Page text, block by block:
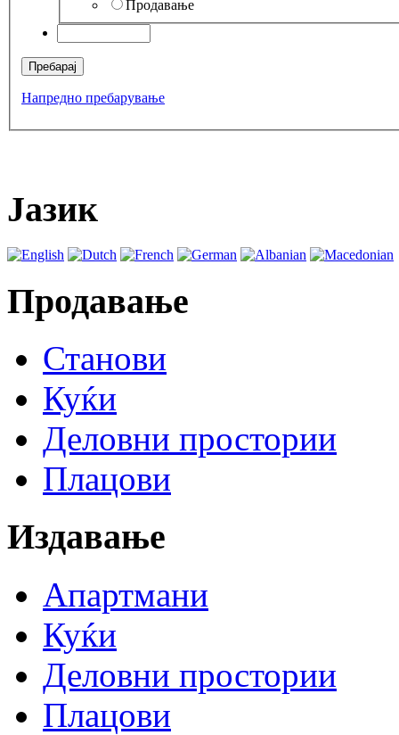
Продавање
Напредно пребарување
Јазик
Продавање
Станови
Куќи
Деловни простории
Плацови
Издавање
Апартмани
Куќи
Деловни простории
Плацови